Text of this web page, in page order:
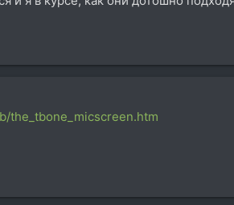
the_tbone_micscreen.htm